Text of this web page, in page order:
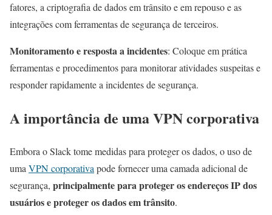
fatores, a criptografia de dados em trânsito e em repouso e as
integrações com ferramentas de segurança de terceiros.
Monitoramento e resposta a incidentes: Coloque em prática
ferramentas e procedimentos para monitorar atividades suspeitas e
responder rapidamente a incidentes de segurança.
A importância de uma VPN corporativa
Embora o Slack tome medidas para proteger os dados, o uso de
uma VPN corporativa pode fornecer uma camada adicional de
segurança, principalmente para proteger os endereços IP dos
usuários e proteger os dados em trânsito.